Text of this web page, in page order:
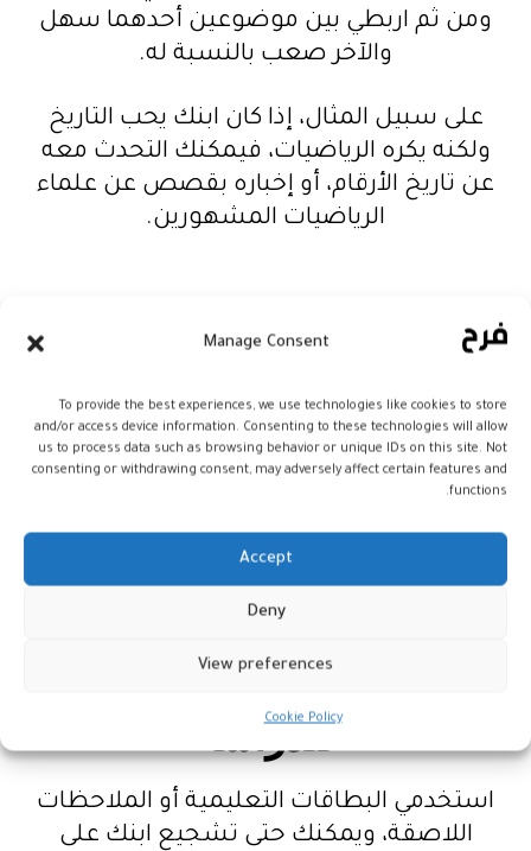
Manage Consent
To provide the best experiences, we use technologies like cookies to store
and/or access device information. Consenting to these technologies will allow
us to process data such as browsing behavior or unique IDs on this site. Not
consenting or withdrawing consent, may adversely affect certain features and
functions.
Accept
Deny
View preferences
Cookie Policy
ومن ثم اربطي بين موضوعين أحدهما سهل
والآخر صعب بالنسبة له.
على سبيل المثال، إذا كان ابنك يحب التاريخ
ولكنه يكره الرياضيات، فيمكنك التحدث معه
عن تاريخ الأرقام، أو إخباره بقصص عن علماء
الرياضيات المشهورين.
تسجيله في برامج متقدمة
الإنجليزية، ولكنها تقضي ساعات في العمل
على التجارب العلمية، فلتفكِّري في تسجيلها
بالاستعانة بمدرس موسيقى، إذ إن تعليم
الأطفال ما يحبونه، يعلمهم الانضباط العملي
الذي هم في حاجة إليه.
للدراسة
استخدمي البطاقات التعليمية أو الملاحظات
اللاصقة، ويمكنك حتى تشجيع ابنك على